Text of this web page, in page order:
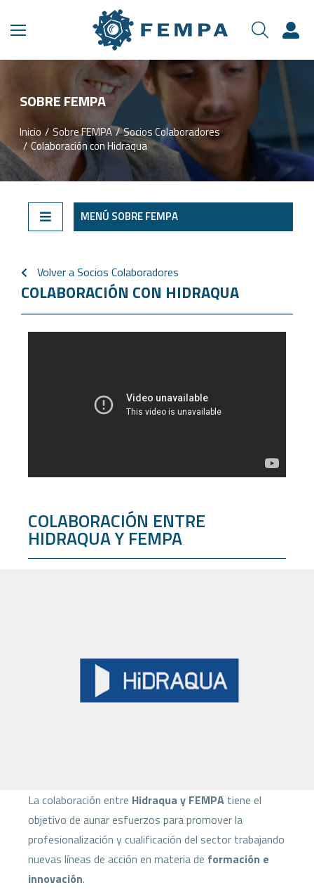
SOBRE FEMPA
Estás aquí:
Inicio Sobre FEMPA
Socios Colaboradores
Colaboración con Hidraqua
MENÚ SOBRE FEMPA
Volver a Socios Colaboradores
COLABORACIÓN CON HIDRAQUA
COLABORACIÓN ENTRE
HIDRAQUA Y FEMPA
La colaboración entre Hidraqua y FEMPA tiene el
objetivo de aunar esfuerzos para promover la
profesionalización y cualificación del sector trabajando
nuevas líneas de acción en materia de formación e
innovación.